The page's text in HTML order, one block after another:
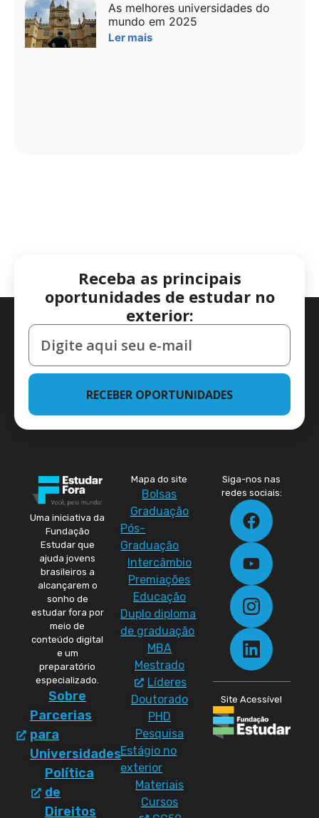
As melhores universidades do
mundo em 2025
Ler mais
Receba as principais
oportunidades de estudar no
exterior:
RECEBER OPORTUNIDADES
Uma iniciativa da
Fundação
Estudar que
ajuda jovens
brasileiros a
alcançarem o
sonho de
estudar fora por
meio de
conteúdo digital
e um
preparatório
especializado.
Sobre
Parcerias
para
Universidades
Política
de
Direitos
Mapa do site
Bolsas
Graduação
Pós-
Graduação
Intercâmbio
Premiações
Educação
Duplo diploma
de graduação
MBA
Mestrado
Líderes
Doutorado
PHD
Pesquisa
Estágio no
exterior
Materiais
Cursos
Siga-nos nas
redes sociais:
Site Acessível